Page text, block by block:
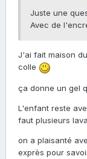
Juste une
Avec de
J'ai fait maison
colle
ça donne un gel
L'enfant reste
faut plusieurs
on a plaisanté
exprès pour